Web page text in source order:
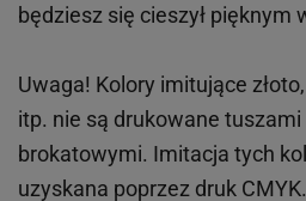
będziesz się cieszył pięknym
Uwaga! Kolory imitujące
itp. nie są drukowane
brokatowymi. Imitacja tych
uzyskana poprzez druk